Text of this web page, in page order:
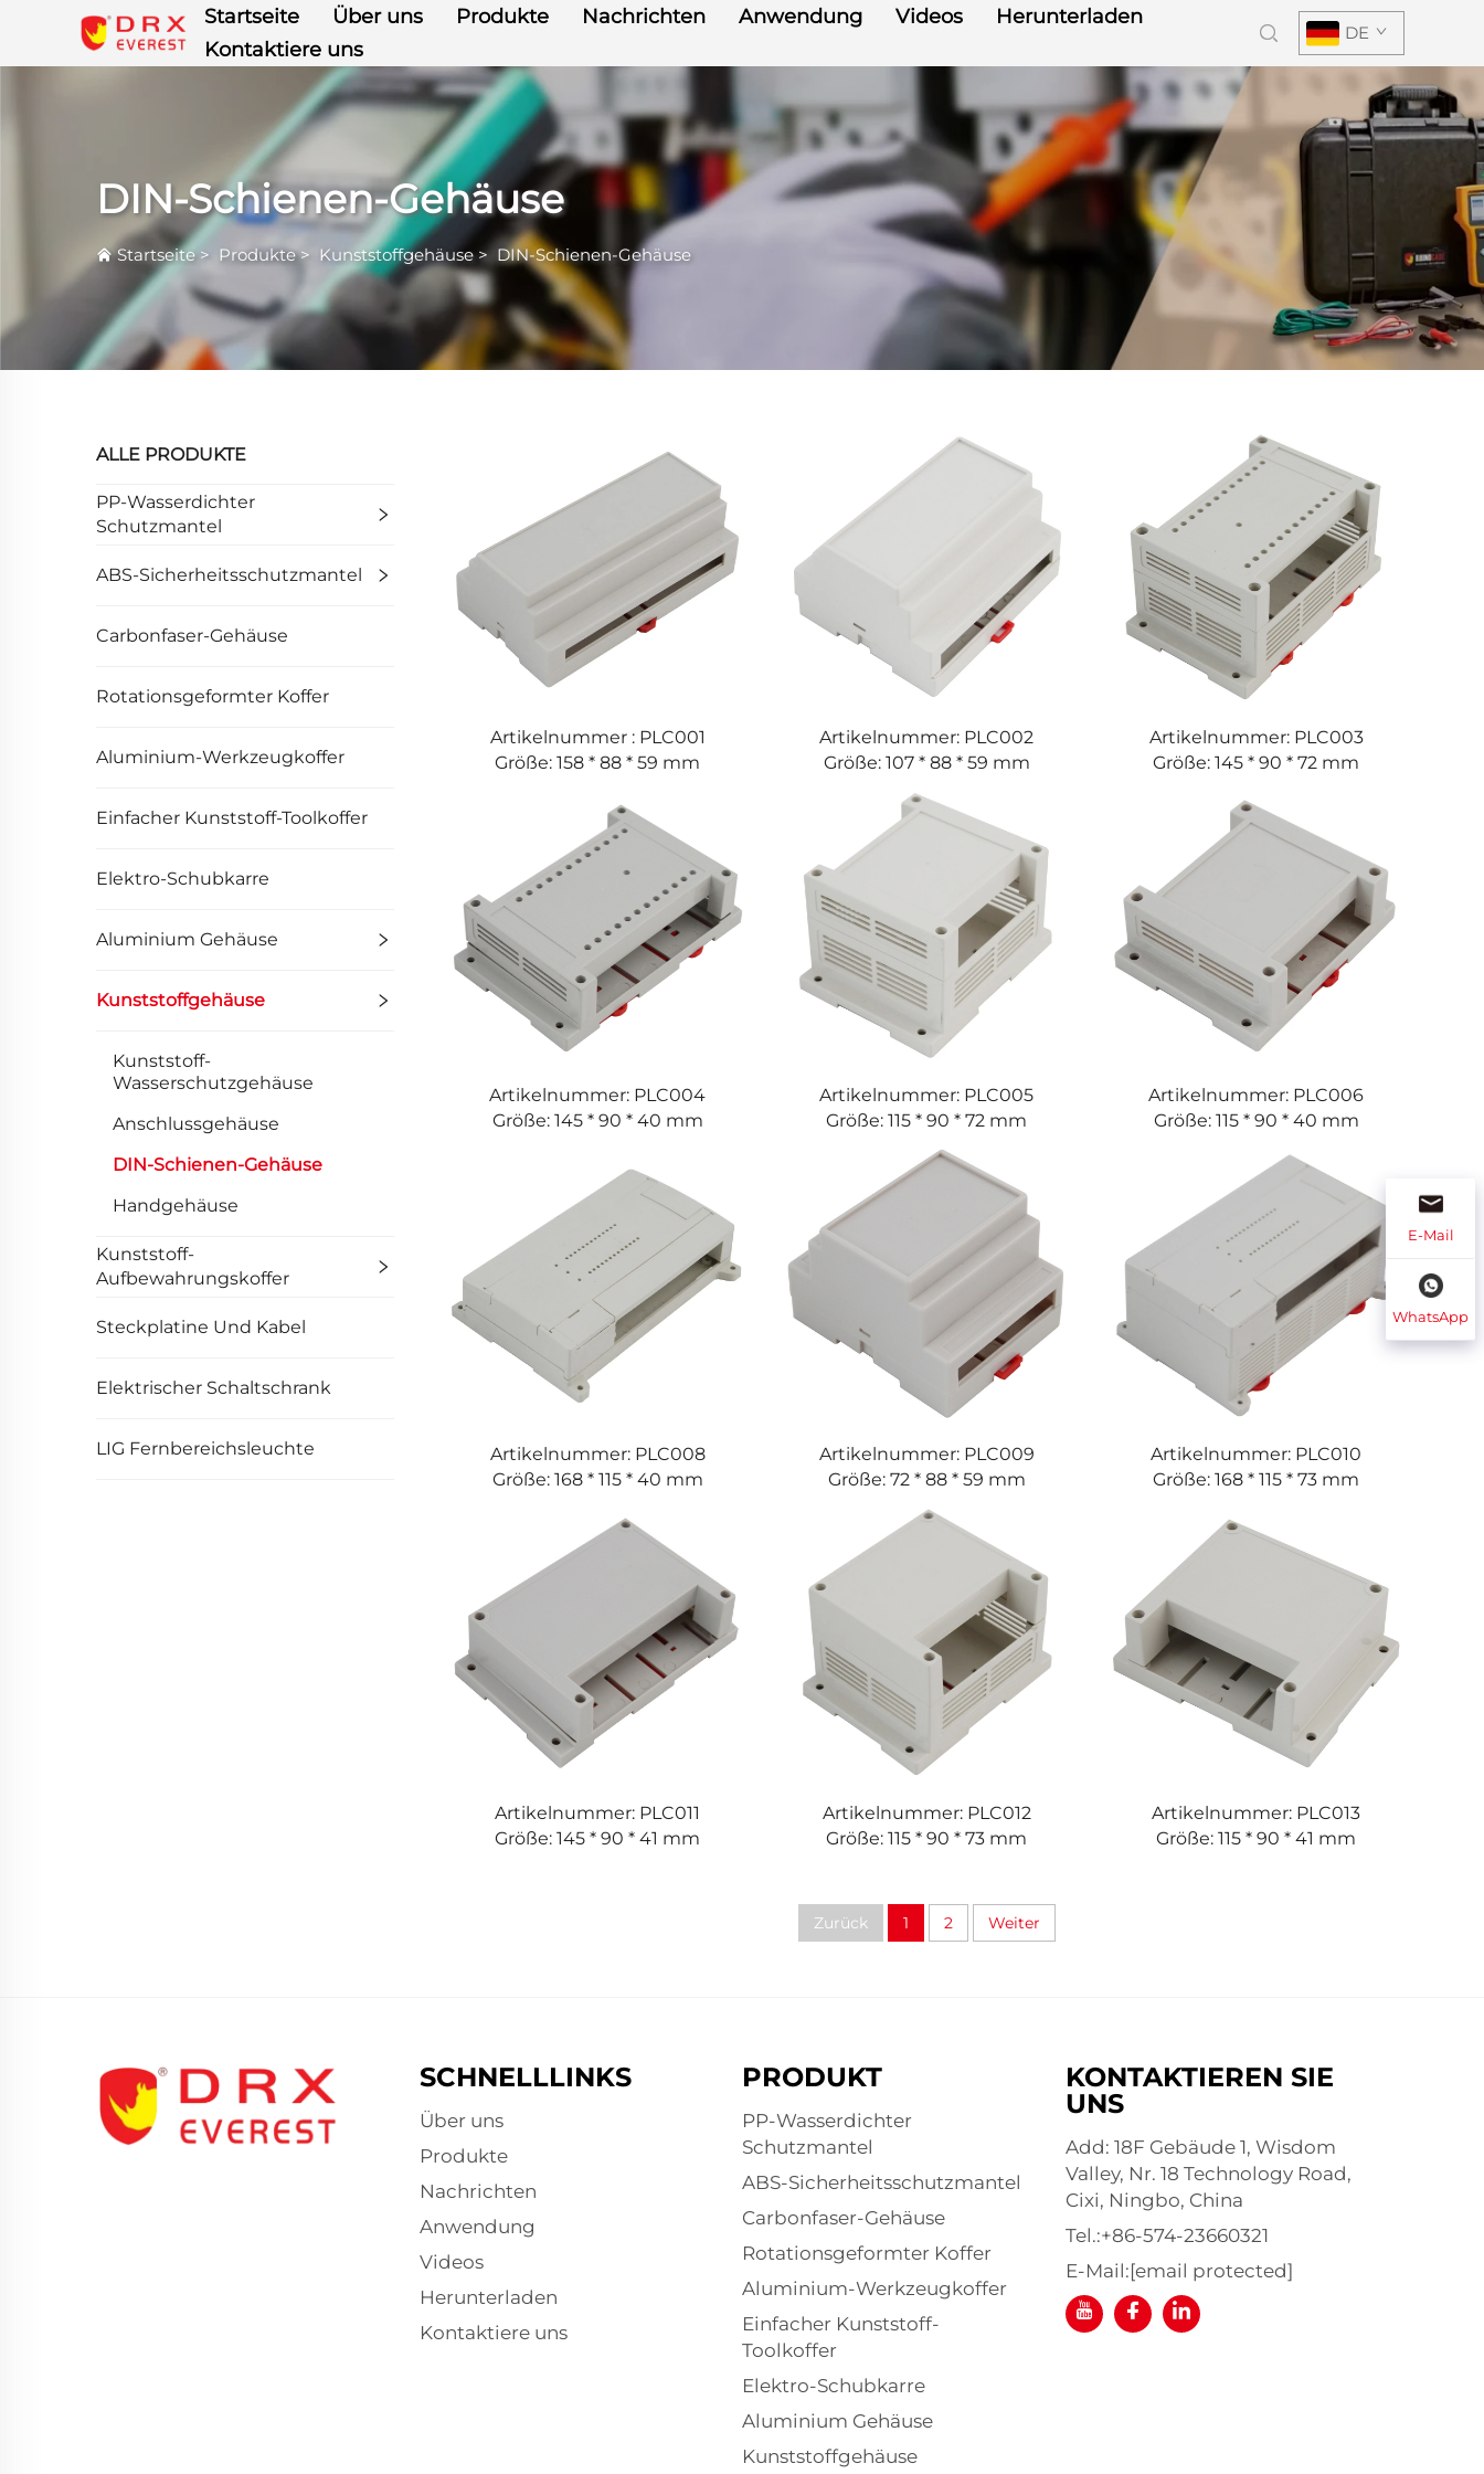
Startseite Über uns Produkte Nachrichten Anwendung Videos
Herunterladen
Kontaktiere uns
DE
DIN-Schienen-Gehäuse
Startseite> Produkte> Kunststoffgehäuse> DIN-Schienen-Gehäuse
ALLE PRODUKTE
PP-Wasserdichter
Schutzmantel
ABS-Sicherheitsschutzmantel
Carbonfaser-Gehäuse
Rotationsgeformter Koffer
Aluminium-Werkzeugkoffer
Einfacher Kunststoff-Toolkoffer
Elektro-Schubkarre
Aluminium Gehäuse
Kunststoffgehäuse
Kunststoff-
Wasserschutzgehäuse
Anschlussgehäuse
DIN-Schienen-Gehäuse
Handgehäuse
Kunststoff-
Aufbewahrungskoffer
Steckplatine Und Kabel
Elektrischer Schaltschrank
LIG Fernbereichsleuchte
Artikelnummer : PLC001
Größe: 158 * 88 * 59 mm
Artikelnummer: PLC002
Größe: 107 * 88 * 59 mm
Artikelnummer: PLC003
Größe: 145 * 90 * 72 mm
Artikelnummer: PLC004
Größe: 145 * 90 * 40 mm
Artikelnummer: PLC005
Größe: 115 * 90 * 72 mm
Artikelnummer: PLC006
Größe: 115 * 90 * 40 mm
Artikelnummer: PLC008
Größe: 168 * 115 * 40 mm
Artikelnummer: PLC009
Größe: 72 * 88 * 59 mm
Artikelnummer: PLC010
Größe: 168 * 115 * 73 mm
Artikelnummer: PLC011
Größe: 145 * 90 * 41 mm
Artikelnummer: PLC012
Größe: 115 * 90 * 73 mm
Artikelnummer: PLC013
Größe: 115 * 90 * 41 mm
Zurück 1 2 Weiter
E-Mail
WhatsApp
SCHNELLLINKS
Über uns
Produkte
Nachrichten
Anwendung
Videos
Herunterladen
Kontaktiere uns
PRODUKT
PP-Wasserdichter
Schutzmantel
ABS-Sicherheitsschutzmantel
Carbonfaser-Gehäuse
Rotationsgeformter Koffer
Aluminium-Werkzeugkoffer
Einfacher Kunststoff-
Toolkoffer
Elektro-Schubkarre
Aluminium Gehäuse
Kunststoffgehäuse
KONTAKTIEREN SIE
UNS
Add: 18F Gebäude 1, Wisdom
Valley, Nr. 18 Technology Road,
Cixi, Ningbo, China
Tel.:+86-574-23660321
E-Mail:[email protected]